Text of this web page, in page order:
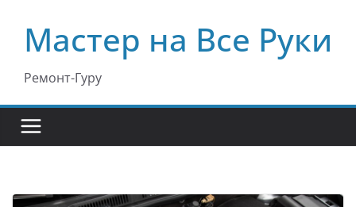
содержимому
Мастер на Все Руки
Ремонт-Гуру